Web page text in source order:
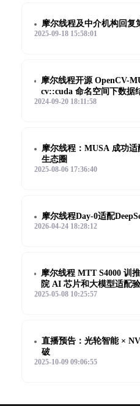
摩尔线程及中介机构回复
2025-09-18 15:58:01
摩尔线程开源 OpenCV-
cv::cuda 命名空间下数据
2024-09-20 18:11:58
摩尔线程：MUSA 成功
生态圈
2025-08-06 17:36:40
摩尔线程Day-0适配
2026-04-24 18:28:12
摩尔线程 MTT S4000 训
院 AI 芯片和大模型适配
2025-05-08 10:25:57
直播预告：光轮智能 ×
破
2025-10-09 09:06:55